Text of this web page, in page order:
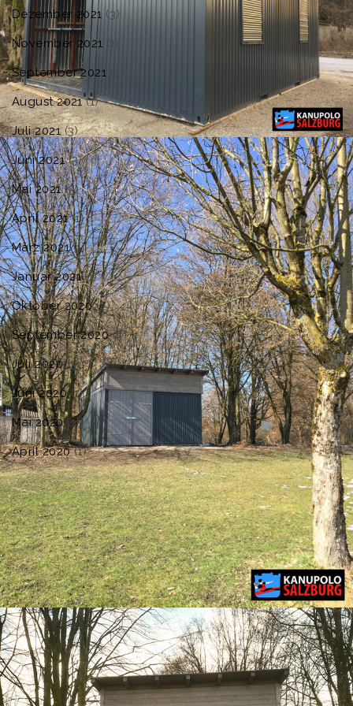
Dezember 2021 (3)
November 2021 (1)
September 2021
August 2021(1)
Juli 2021(3)
Juni 2021(3)
Mai 2021(3)
April 2021(1)
März 2021(1)
Januar 2021(1)
Oktober 2020(2)
September 2020(3)
Juli 2020(3)
Juni 2020(1)
Mai 2020(1)
April 2020(1)
©2026 KANUPOLO SALZBURG,
ALLE RECHTE VORBEHALTEN.
POWERED BY WORDPRESS
KONTAKT
IMPRESSUM
DATENSCHUTZ